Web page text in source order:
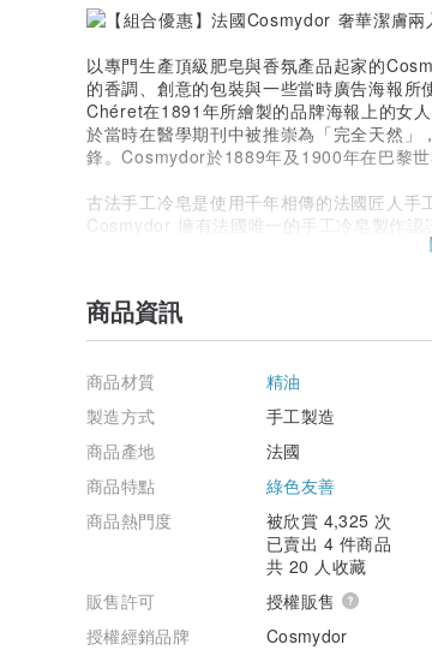
以專門生產頂級肥皂與香氛產品起家的
的香調、創意的包裝與一些當時廣告海報
Chéret在1891年所繪製的品牌海報上的女
於當時在醫學期刊中被推崇為「完全天然
鋒。Cosmydor於1889年及1900年在巴黎世
古法手工冷皂是使用千年相傳的法國匠人手
Cosmydor 擁有法國唯一的手工冷皂製作認
呼吸著這些植物的療癒香氛，就像走進中世
Cosmydor與其列出配方中沒有的有害成分
比，你會發現，我們的天然活性成分含量
植物或花朵自己的天然香味），我們也絕不
Cosmydor製造新鮮、單純、健康不妥協的
性原料。絕對高濃度的植物油與精油，極大
Cosmydor符合最嚴格的有機認證。所有產
其他有機認證標準，並且也符合全世界其他
奢華潔膚兩入組容量：
古法手工冷皂 R/7 100g
手工珍稀液體淨顏皂 S/1 200ml
商品資訊
商品材質
精油
製造方式
手工製造
商品產地
法國
商品特點
綠色友善
商品熱門度
被欣賞 4,325 次
已賣出 4 件商品
共 20 人收藏
販售許可
授權販售
授權經銷品牌
Cosmydor